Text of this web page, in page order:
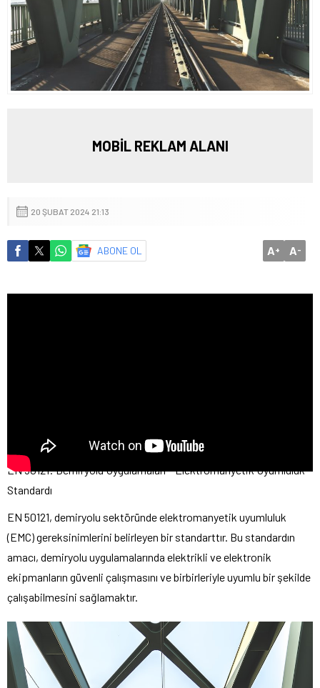
MOBİL REKLAM ALANI
20 ŞUBAT 2024 21:13
ABONE OL A+ A-
EN 50121: Demiryolu Uygulamaları – Elektromanyetik Uyumluluk
Standardı
EN 50121, demiryolu sektöründe elektromanyetik uyumluluk
(EMC) gereksinimlerini belirleyen bir standarttır. Bu standardın
amacı, demiryolu uygulamalarında elektrikli ve elektronik
ekipmanların güvenli çalışmasını ve birbirleriyle uyumlu bir şekilde
çalışabilmesini sağlamaktır.